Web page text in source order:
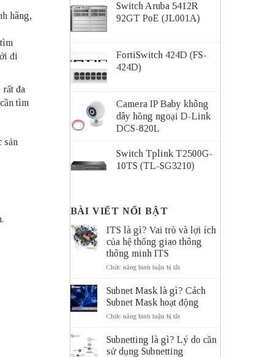
hãng,
đi
đa
tìm
sản
Switch Aruba 5412R
92GT PoE (JL001A)
FortiSwitch 424D (FS-
424D)
Camera IP Baby không
dây hồng ngoại D-Link
DCS-820L
Switch Tplink T2500G-
10TS (TL-SG3210)
BÀI VIẾT NỔI BẬT
ITS là gì? Vai trò và lợi ích
của hệ thống giao thông
thông minh ITS
Chức năng bình luận bị tắtở
gì?
Vai
ích
của
Subnet Mask là gì? Cách
Subnet Mask hoạt động
Chức năng bình luận bị tắtở
là
gì?
Subnetting là gì? Lý do cần
sử dụng Subnetting